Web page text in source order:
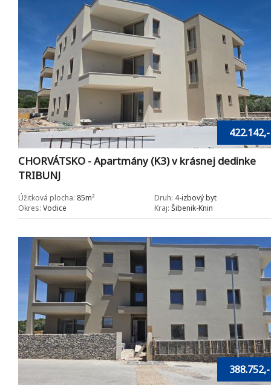
CHORVÁTSKO - Apartmány (K3) v krásnej dedinke
TRIBUNJ
Úžitková plocha: 85m² Druh: 4-izbový byt
Okres: Vodice Kraj: Šibenik-Knin